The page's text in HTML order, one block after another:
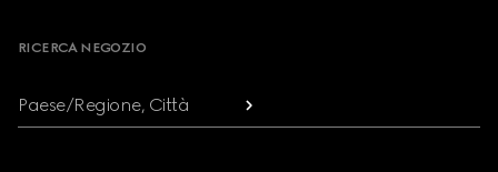
RICERCA NEGOZIO
Paese/Regione, Città